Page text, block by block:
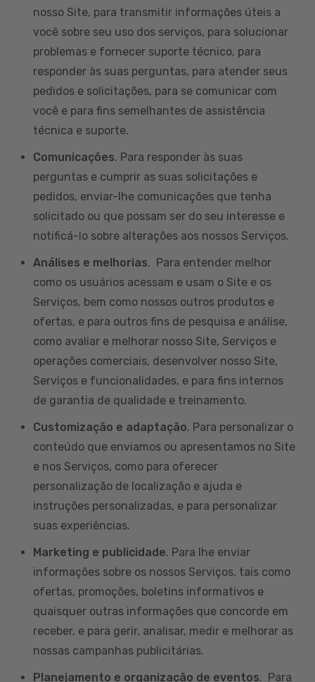
nosso Site, para transmitir informações úteis a
você sobre seu uso dos serviços, para solucionar
problemas e fornecer suporte técnico, para
responder às suas perguntas, para atender seus
pedidos e solicitações, para se comunicar com
você e para fins semelhantes de assistência
técnica e suporte.
Comunicações. Para responder às suas
perguntas e cumprir as suas solicitações e
pedidos, enviar-lhe comunicações que tenha
solicitado ou que possam ser do seu interesse e
notificá-lo sobre alterações aos nossos Serviços.
Análises e melhorias. Para entender melhor
como os usuários acessam e usam o Site e os
Serviços, bem como nossos outros produtos e
ofertas, e para outros fins de pesquisa e análise,
como avaliar e melhorar nosso Site, Serviços e
operações comerciais, desenvolver nosso Site,
Serviços e funcionalidades, e para fins internos
de garantia de qualidade e treinamento.
Customização e adaptação. Para personalizar o
conteúdo que enviamos ou apresentamos no Site
e nos Serviços, como para oferecer
personalização de localização e ajuda e
instruções personalizadas, e para personalizar
suas experiências.
Marketing e publicidade. Para lhe enviar
informações sobre os nossos Serviços, tais como
ofertas, promoções, boletins informativos e
quaisquer outras informações que concorde em
receber, e para gerir, analisar, medir e melhorar as
nossas campanhas publicitárias.
Planejamento e organização de eventos. Para